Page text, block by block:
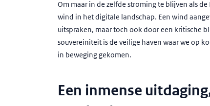
Om maar in de zelfde stroming te blijven als
wind in het digitale landschap. Een wind
uitspraken, maar toch ook door een kritische
souvereiniteit is de veilige haven waar we op
in beweging gekomen.
Een inmense